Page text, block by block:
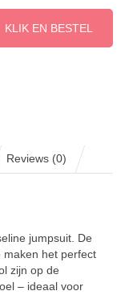
KLIK EN BESTEL
Reviews (0)
jumpsuit. De
maken het perfect
zijn op de
– ideaal voor